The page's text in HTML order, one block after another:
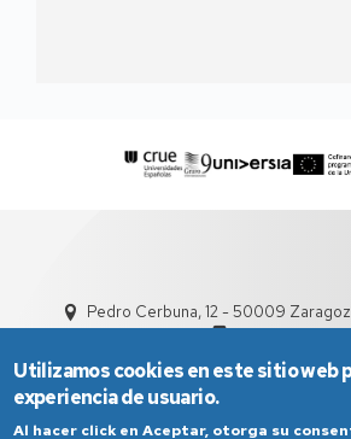
Pedro Cerbuna, 12 - 50009
Utilizamos cookies en este sitio web
experiencia de usuario.
Al hacer click en Aceptar, otorga su